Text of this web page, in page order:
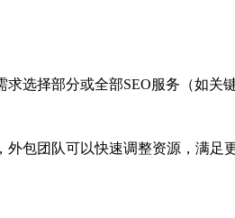
求选择部分或全部SEO服务（如关
外包团队可以快速调整资源，满足